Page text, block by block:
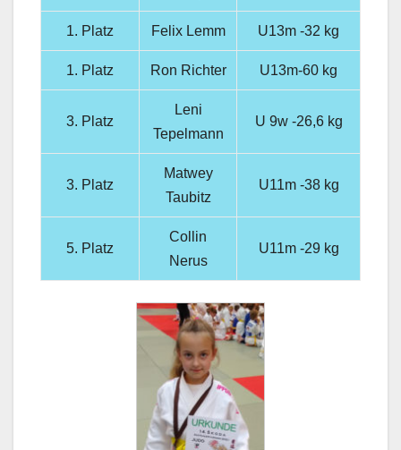
1. Platz Felix Lemm U13m -32 kg
1. Platz Ron Richter U13m-60 kg
3. Platz
Leni
Tepelmann
U 9w -26,6 kg
3. Platz
Matwey
Taubitz
U11m -38 kg
5. Platz
Collin
Nerus
U11m -29 kg